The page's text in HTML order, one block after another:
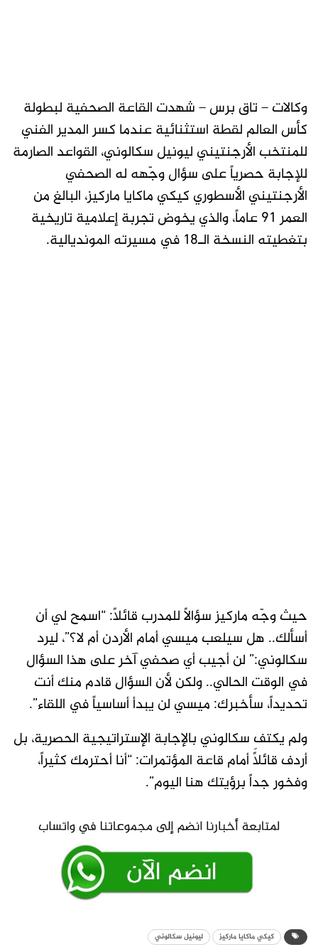
وكالات – تاق برس – شهدت القاعة الصحفية لبطولة
كأس العالم لقطة استثنائية عندما كسر المدير الفني
للمنتخب الأرجنتيني ​ليونيل سكالوني​، القواعد الصارمة
للإجابة حصرياً على سؤال وجّهه له الصحفي
الأرجنتيني الأسطوري ​كيكي ماكايا ماركيز​، البالغ من
العمر 91 عاماً، والذي يخوض تجربة إعلامية تاريخية
بتغطيته النسخة الـ18 في مسيرته المونديالية.
حيث وجّه ماركيز سؤالاً للمدرب قائلاً: “اسمح لي أن
أسألك.. هل سيلعب ميسي أمام الأردن أم لا؟”، ليرد
سكالوني:” لن أجيب أي صحفي آخر على هذا السؤال
في الوقت الحالي.. ولكن لأن السؤال قادم منك أنت
تحديداً، سأخبرك: ميسي لن يبدأ أساسياً في اللقاء”.
ولم يكتفِ سكالوني بالإجابة الإستراتيجية الحصرية، بل
أردف قائلاً أمام قاعة المؤتمرات: “أنا أحترمك كثيراً،
وفخور جداً برؤيتك هنا اليوم”.
كيكي ماكايا ماركيز​ ليونيل سكالوني​